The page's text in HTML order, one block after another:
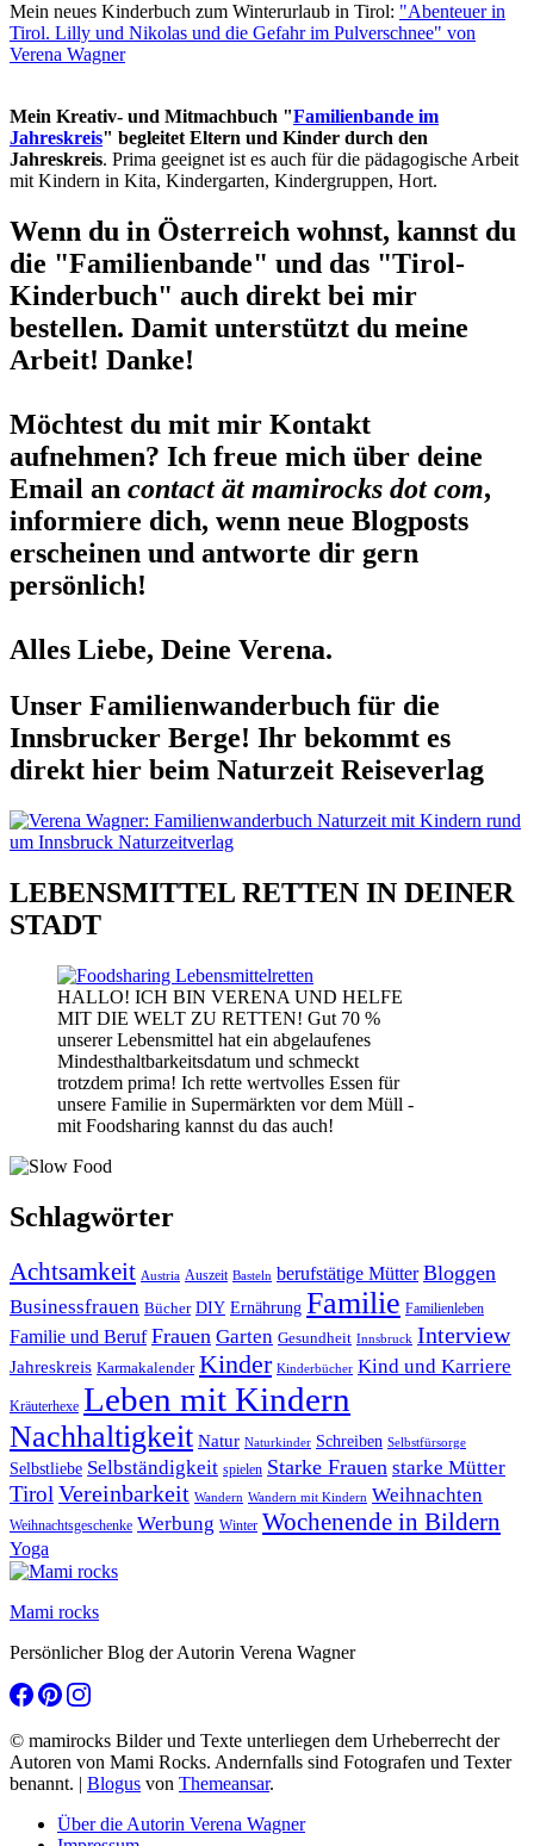
Mein neues Kinderbuch zum Winterurlaub in Tirol: "Abenteuer in
Tirol. Lilly und Nikolas und die Gefahr im Pulverschnee" von
Verena Wagner
Mein Kreativ- und Mitmachbuch "Familienbande im
Jahreskreis" begleitet Eltern und Kinder durch den
Jahreskreis. Prima geeignet ist es auch für die pädagogische Arbeit
mit Kindern in Kita, Kindergarten, Kindergruppen, Hort.
Wenn du in Österreich wohnst, kannst du
die "Familienbande" und das "Tirol-
Kinderbuch" auch direkt bei mir
bestellen. Damit unterstützt du meine
Arbeit! Danke!
Möchtest du mit mir Kontakt
aufnehmen? Ich freue mich über deine
Email an contact ät mamirocks dot com,
informiere dich, wenn neue Blogposts
erscheinen und antworte dir gern
persönlich!
Alles Liebe, Deine Verena.
Unser Familienwanderbuch für die
Innsbrucker Berge! Ihr bekommt es
direkt hier beim Naturzeit Reiseverlag
LEBENSMITTEL RETTEN IN DEINER
STADT
HALLO! ICH BIN VERENA UND HELFE
MIT DIE WELT ZU RETTEN! Gut 70 %
unserer Lebensmittel hat ein abgelaufenes
Mindesthaltbarkeitsdatum und schmeckt
trotzdem prima! Ich rette wertvolles Essen für
unsere Familie in Supermärkten vor dem Müll -
mit Foodsharing kannst du das auch!
Schlagwörter
Achtsamkeit Austria Auszeit Basteln berufstätige Mütter Bloggen
Businessfrauen Bücher DIY Ernährung Familie Familienleben
Familie und Beruf Frauen Garten Gesundheit Innsbruck Interview
Jahreskreis Karmakalender Kinder Kinderbücher Kind und Karriere
Kräuterhexe Leben mit Kindern
Nachhaltigkeit Natur Naturkinder Schreiben Selbstfürsorge
Selbstliebe Selbständigkeit spielen Starke Frauen starke Mütter
Tirol Vereinbarkeit Wandern Wandern mit Kindern Weihnachten
Weihnachtsgeschenke Werbung Winter Wochenende in Bildern
Yoga
Mami rocks
Persönlicher Blog der Autorin Verena Wagner
© mamirocks Bilder und Texte unterliegen dem Urheberrecht der
Autoren von Mami Rocks. Andernfalls sind Fotografen und Texter
benannt. | Blogus von Themeansar.
Über die Autorin Verena Wagner